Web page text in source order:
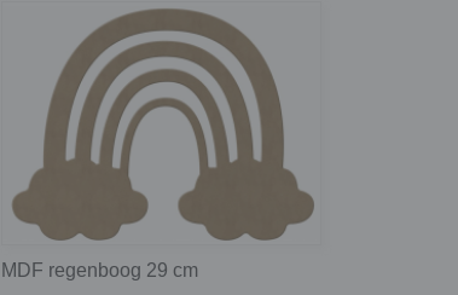
MDF regenboog 29 cm